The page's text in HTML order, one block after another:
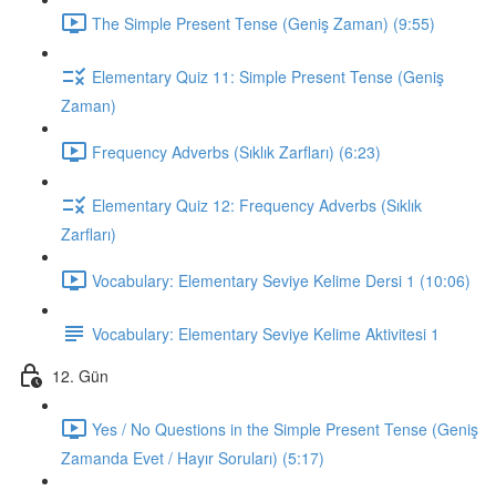
The Simple Present Tense (Geniş Zaman) (9:55)
Elementary Quiz 11: Simple Present Tense (Geniş
Zaman)
Frequency Adverbs (Sıklık Zarfları) (6:23)
Elementary Quiz 12: Frequency Adverbs (Sıklık
Zarfları)
Vocabulary: Elementary Seviye Kelime Dersi 1 (10:06)
Vocabulary: Elementary Seviye Kelime Aktivitesi 1
12. Gün
Yes / No Questions in the Simple Present Tense (Geniş
Zamanda Evet / Hayır Soruları) (5:17)